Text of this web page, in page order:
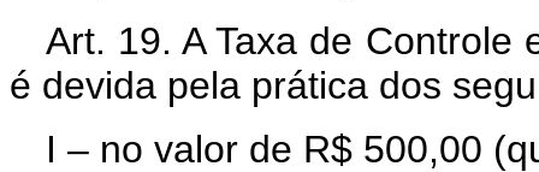
Art. 19. A Taxa de Controle
é devida pela prática dos
I – no valor de R$ 500,00